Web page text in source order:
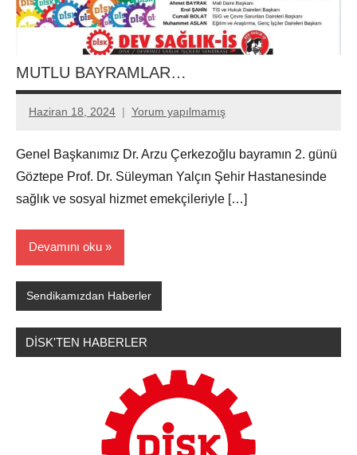
MUTLU BAYRAMLAR…
Haziran 18, 2024
Aksu
Yorum yapılmamış
Genel Başkanımız Dr. Arzu Çerkezoğlu bayramın 2. günü
Göztepe Prof. Dr. Süleyman Yalçın Şehir Hastanesinde
sağlık ve sosyal hizmet emekçileriyle […]
Devamını oku
Sendikamızdan Haberler
DİSK'TEN HABERLER